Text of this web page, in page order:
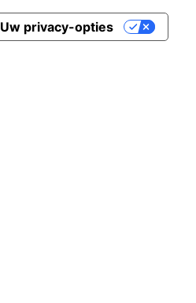
Uw privacy-opties